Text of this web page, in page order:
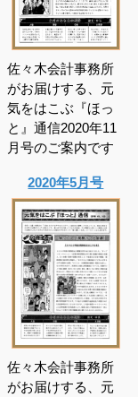
佐々木会計事務所
がお届けする、元
気をはこぶ『ほっ
と』通信2020年11
月号のご案内です
2020年5月号
佐々木会計事務所
がお届けする、元